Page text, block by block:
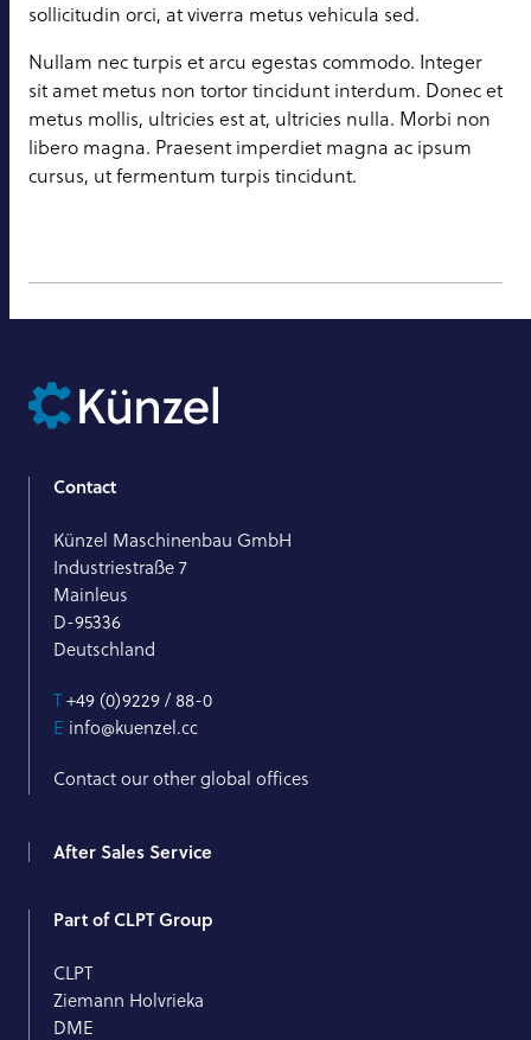
sollicitudin orci, at viverra metus vehicula sed.
Nullam nec turpis et arcu egestas commodo. Integer
sit amet metus non tortor tincidunt interdum. Donec et
metus mollis, ultricies est at, ultricies nulla. Morbi non
libero magna. Praesent imperdiet magna ac ipsum
cursus, ut fermentum turpis tincidunt.
Contact
Künzel Maschinenbau GmbH
Industriestraße 7
Mainleus
D-95336
Deutschland
T+49 (0)9229 / 88-0
E info@kuenzel.cc
Contact our other global offices
After Sales Service
Part of CLPT Group
CLPT
Ziemann Holvrieka
DME